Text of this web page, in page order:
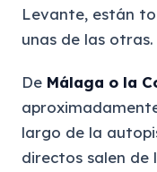
Levante, están
unas de las otras.
De Málaga o la
largo de la
directos salen de